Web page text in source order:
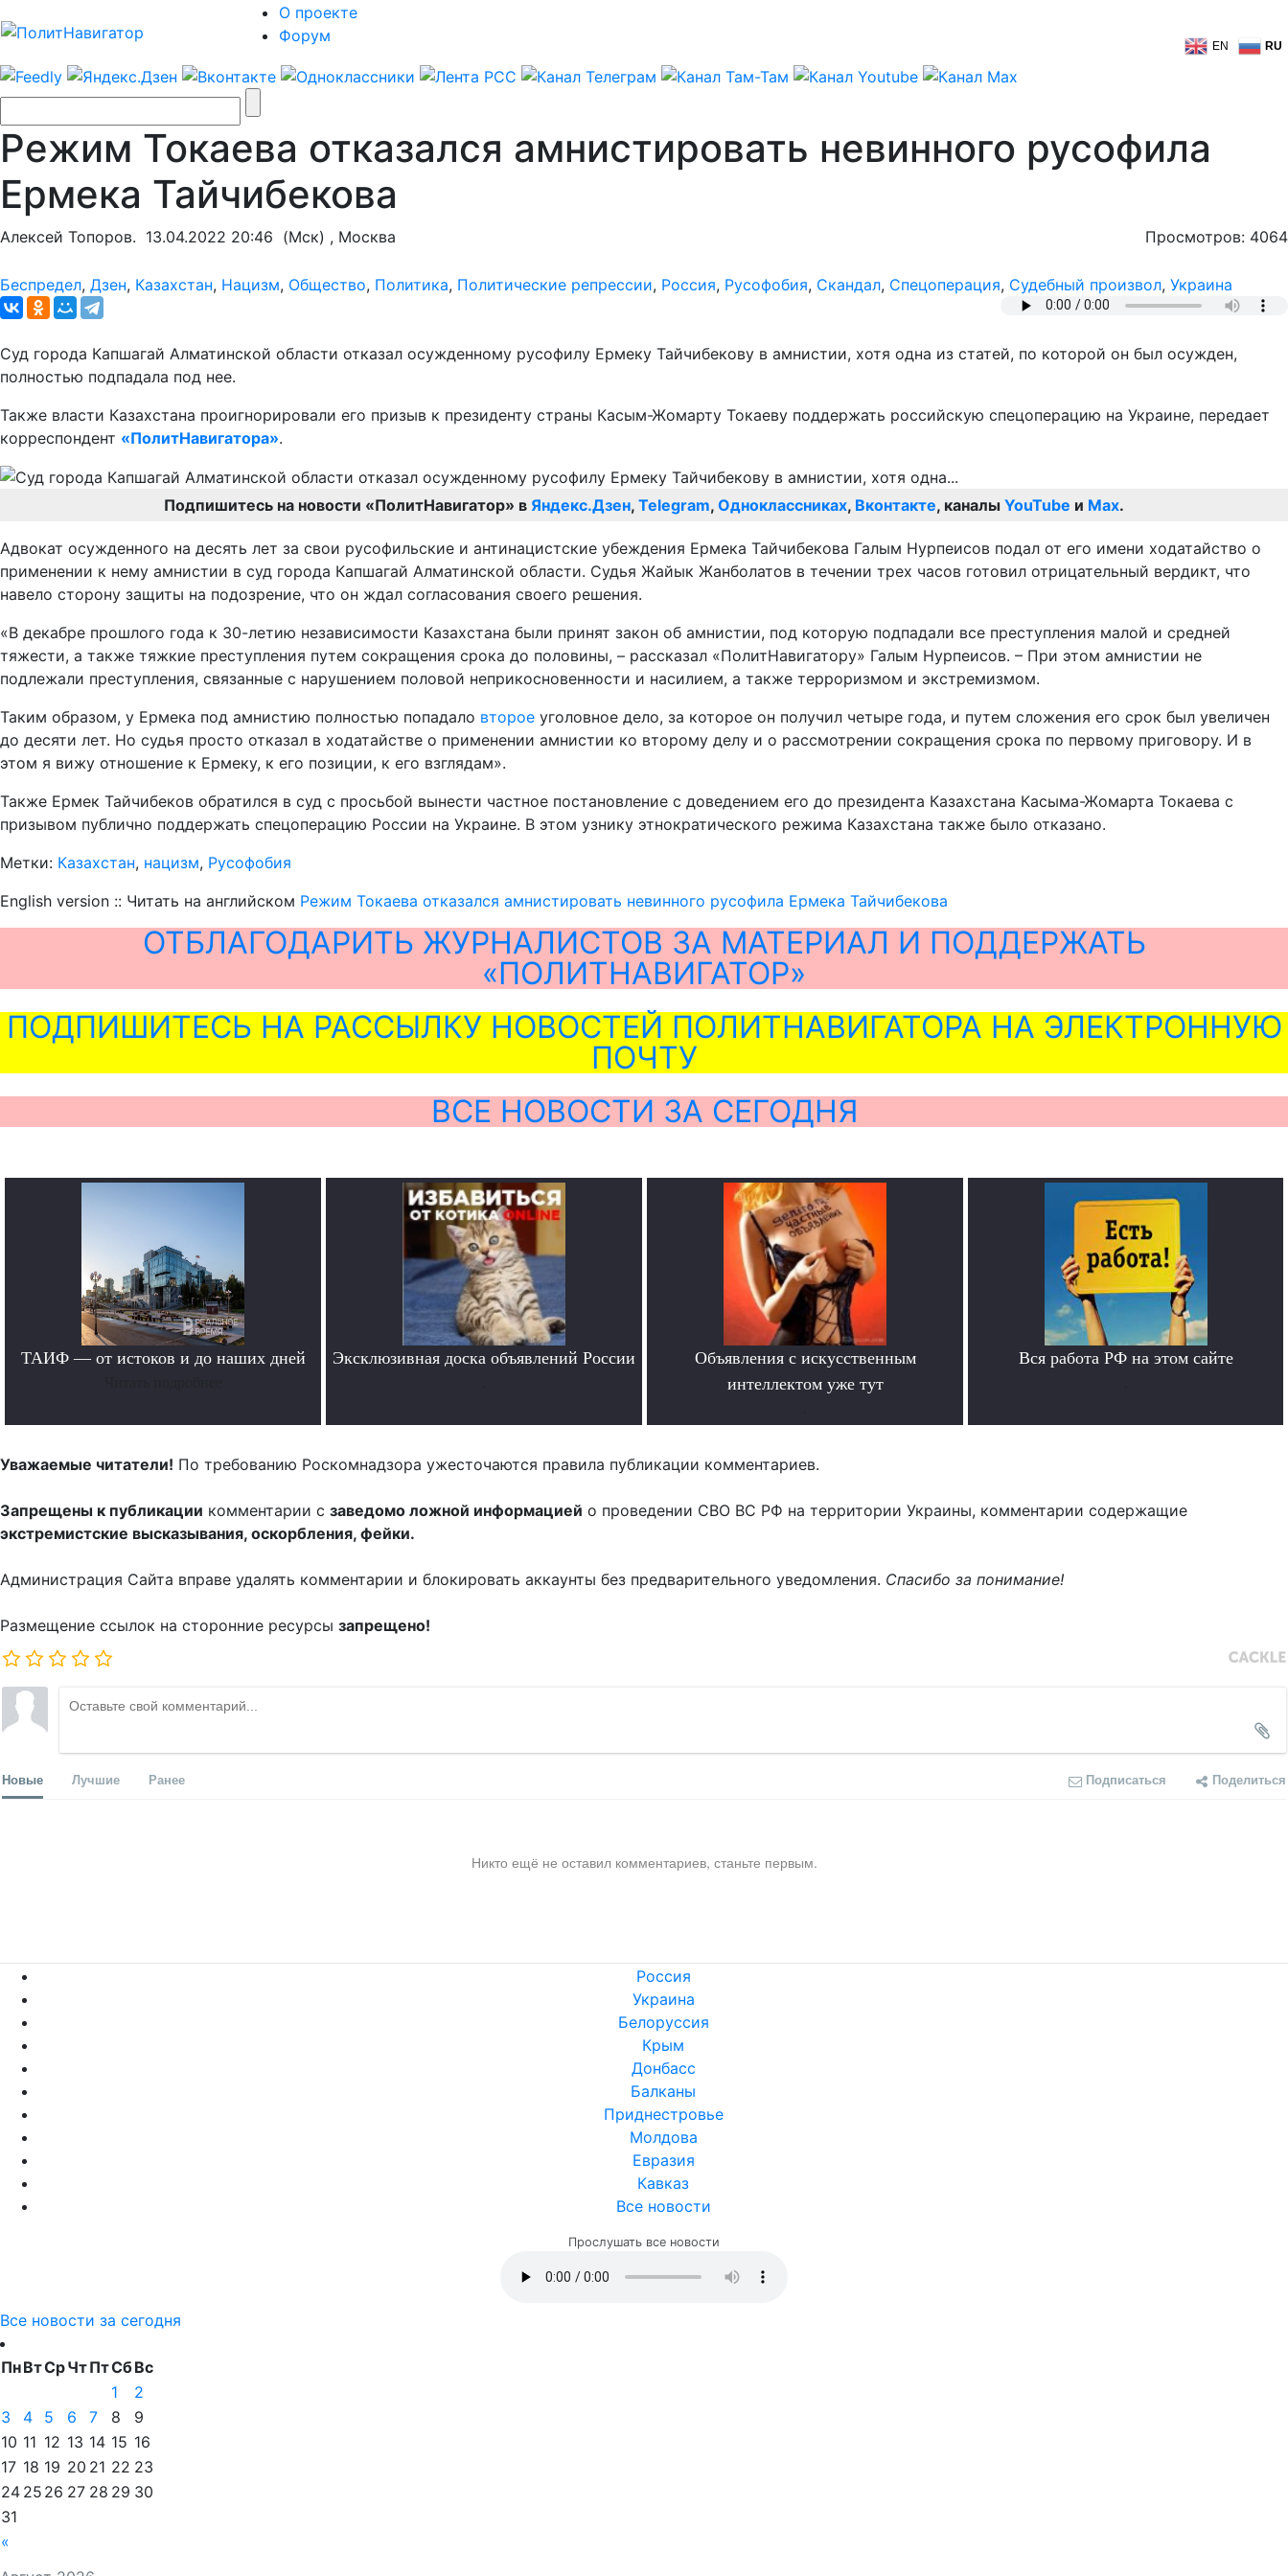
О проекте
Форум
EN RU
Режим Токаева отказался амнистировать невинного русофила
Ермека Тайчибекова
Алексей Топоров. 13.04.2022 20:46 (Мск) , Москва Просмотров: 4064
Беспредел, Дзен, Казахстан, Нацизм, Общество, Политика, Политические репрессии, Россия, Русофобия, Скандал, Спецоперация, Судебный произвол, Украина
Суд города Капшагай Алматинской области отказал осужденному русофилу Ермеку Тайчибекову в амнистии, хотя одна из статей, по которой он был осужден,
полностью подпадала под нее.
Также власти Казахстана проигнорировали его призыв к президенту страны Касым-Жомарту Токаеву поддержать российскую спецоперацию на Украине, передает
корреспондент «ПолитНавигатора».
Подпишитесь на новости «ПолитНавигатор» в Яндекс.Дзен, Telegram, Одноклассниках, Вконтакте, каналы YouTube и Max.
Адвокат осужденного на десять лет за свои русофильские и антинацистские убеждения Ермека Тайчибекова Галым Нурпеисов подал от его имени ходатайство о
применении к нему амнистии в суд города Капшагай Алматинской области. Судья Жайык Жанболатов в течении трех часов готовил отрицательный вердикт, что
навело сторону защиты на подозрение, что он ждал согласования своего решения.
«В декабре прошлого года к 30-летию независимости Казахстана были принят закон об амнистии, под которую подпадали все преступления малой и средней
тяжести, а также тяжкие преступления путем сокращения срока до половины, – рассказал «ПолитНавигатору» Галым Нурпеисов. – При этом амнистии не
подлежали преступления, связанные с нарушением половой неприкосновенности и насилием, а также терроризмом и экстремизмом.
Таким образом, у Ермека под амнистию полностью попадало второе уголовное дело, за которое он получил четыре года, и путем сложения его срок был увеличен
до десяти лет. Но судья просто отказал в ходатайстве о применении амнистии ко второму делу и о рассмотрении сокращения срока по первому приговору. И в
этом я вижу отношение к Ермеку, к его позиции, к его взглядам».
Также Ермек Тайчибеков обратился в суд с просьбой вынести частное постановление с доведением его до президента Казахстана Касыма-Жомарта Токаева с
призывом публично поддержать спецоперацию России на Украине. В этом узнику этнократического режима Казахстана также было отказано.
Метки: Казахстан, нацизм, Русофобия
English version :: Читать на английском Режим Токаева отказался амнистировать невинного русофила Ермека Тайчибекова
ОТБЛАГОДАРИТЬ ЖУРНАЛИСТОВ ЗА МАТЕРИАЛ И ПОДДЕРЖАТЬ
«ПОЛИТНАВИГАТОР»
ПОДПИШИТЕСЬ НА РАССЫЛКУ НОВОСТЕЙ ПОЛИТНАВИГАТОРА НА ЭЛЕКТРОННУЮ
ПОЧТУ
ВСЕ НОВОСТИ ЗА СЕГОДНЯ
ТАИФ — от истоков и до наших дней Эксклюзивная доска объявлений России
Объявления с искусственным
интеллектом уже тут
Вся работа РФ на этом сайте
Уважаемые читатели! По требованию Роскомнадзора ужесточаются правила публикации комментариев.
Запрещены к публикации комментарии с заведомо ложной информацией о проведении СВО ВС РФ на территории Украины, комментарии содержащие
экстремистские высказывания, оскорбления, фейки.
Администрация Сайта вправе удалять комментарии и блокировать аккаунты без предварительного уведомления. Спасибо за понимание!
Размещение ссылок на сторонние ресурсы запрещено!
Новые Лучшие Ранее Подписаться Поделиться
Никто ещё не оставил комментариев, станьте первым.
Россия
Украина
Белоруссия
Крым
Донбасс
Балканы
Приднестровье
Молдова
Евразия
Кавказ
Все новости
Прослушать все новости
Все новости за сегодня
ПнВтСрЧтПтСбВс
«
1
2
3
4 5 6 7 8
9
10 11 12 13 14 15 16
17 18 19 20 21 22 23
24 25 26 27 28 29 30
31